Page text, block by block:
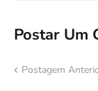
Postar Um
Postagem